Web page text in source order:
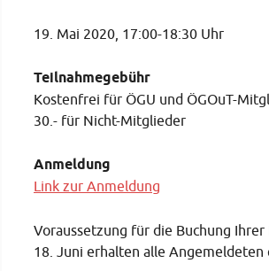
19. Mai 2020, 17:00-18:30 Uhr
Teilnahmegebühr
Kostenfrei für ÖGU und ÖGOuT-
30.- für Nicht-Mitglieder
Anmeldung
Link zur Anmeldung
Voraussetzung für die Buchung
18. Juni erhalten alle